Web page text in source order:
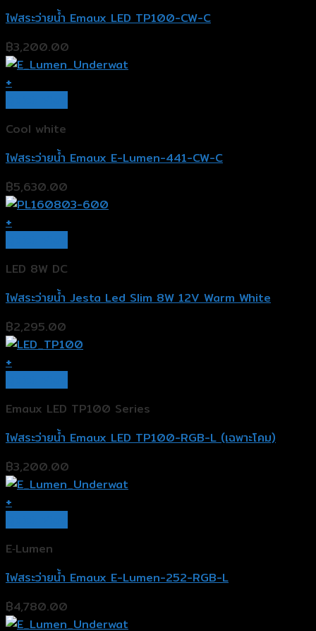
ไฟสระว่ายน้ำ Emaux LED TP100-CW-C
฿3,200.00
+
Cool white
ไฟสระว่ายน้ำ Emaux E-Lumen-441-CW-C
฿5,630.00
+
LED 8W DC
ไฟสระว่ายน้ำ Jesta Led Slim 8W 12V Warm White
฿2,295.00
+
Emaux LED TP100 Series
ไฟสระว่ายน้ำ Emaux LED TP100-RGB-L (เฉพาะโคม)
฿3,200.00
+
E‐Lumen
ไฟสระว่ายน้ำ Emaux E-Lumen-252-RGB-L
฿4,780.00